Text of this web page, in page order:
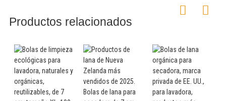
Productos relacionados